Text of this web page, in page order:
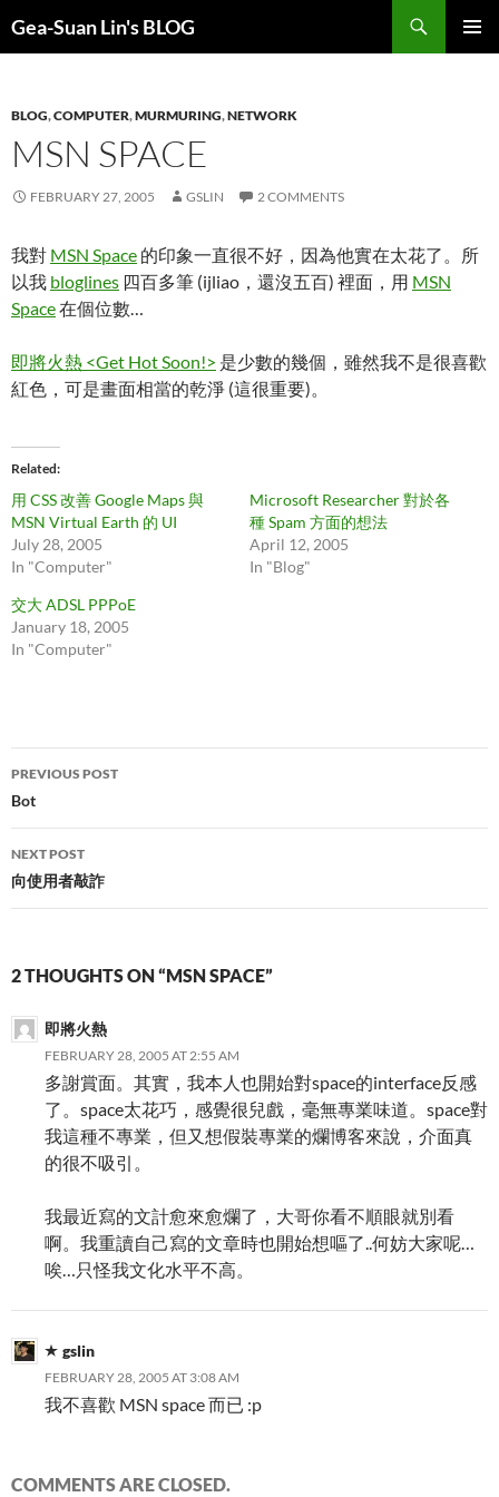
Gea-Suan Lin's BLOG
BLOG,COMPUTER,MURMURING,NETWORK
MSN SPACE
FEBRUARY 27, 2005 GSLIN 2 COMMENTS
我對 MSN Space 的印象一直很不好，因為他實在太花了。所
以我 bloglines 四百多筆 (ijliao，還沒五百) 裡面，用 MSN
Space在個位數…
即將火熱 <Get Hot Soon!> 是少數的幾個，雖然我不是很喜歡
紅色，可是畫面相當的乾淨 (這很重要)。
Related
用 CSS 改善 Google Maps 與
MSN Virtual Earth 的 UI
July 28, 2005
In "Computer"
Microsoft Researcher 對於各
種 Spam 方面的想法
April 12, 2005
In "Blog"
交大 ADSL PPPoE
January 18, 2005
In "Computer"
Post
navigation
PREVIOUS POST
Bot
NEXT POST
向使用者敲詐
2 THOUGHTS ON “MSN SPACE”
即將火熱
FEBRUARY 28, 2005 AT 2:55 AM
多謝賞面。其實，我本人也開始對space的interface反感
了。space太花巧，感覺很兒戲，毫無專業味道。space對
我這種不專業，但又想假裝專業的爛博客來說，介面真
的很不吸引。
我最近寫的文計愈來愈爛了，大哥你看不順眼就別看
啊。我重讀自己寫的文章時也開始想嘔了..何妨大家呢…
唉…只怪我文化水平不高。
gslin
FEBRUARY 28, 2005 AT 3:08 AM
我不喜歡 MSN space 而已 :p
COMMENTS ARE CLOSED.